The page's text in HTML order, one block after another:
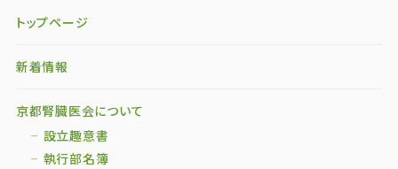
トップページ
新着情報
京都腎臓医会について
設立趣意書
執行部名簿